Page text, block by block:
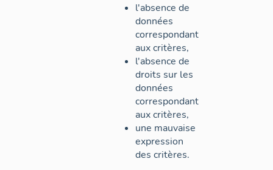
l'absence de
données
correspondant
aux critères,
l'absence de
droits sur les
données
correspondant
aux critères,
une mauvaise
expression
des critères.